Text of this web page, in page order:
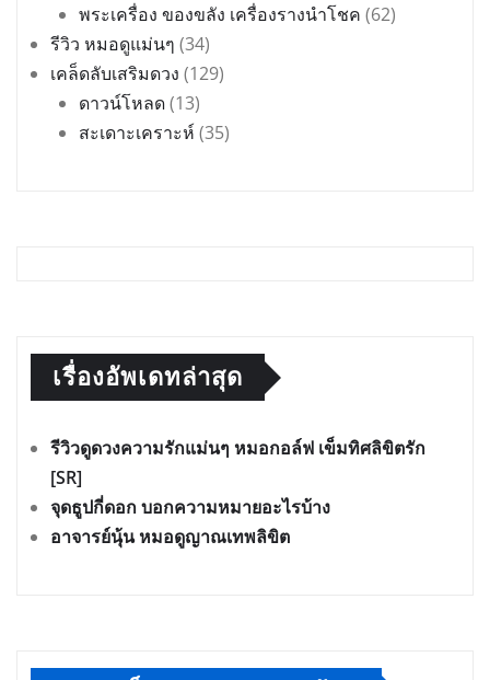
พระเครื่อง ของขลัง เครื่องรางนำโชค (62)
รีวิว หมอดูแม่นๆ (34)
เคล็ดลับเสริมดวง (129)
ดาวน์โหลด(13)
สะเดาะเคราะห์ (35)
เรื่องอัพเดทล่าสุด
รีวิวดูดวงความรักแม่นๆ หมอกอล์ฟ เข็มทิศลิขิตรัก
[SR]
จุดธูปกี่ดอก บอกความหมายอะไรบ้าง
อาจารย์นุ้น หมอดูญาณเทพลิขิต